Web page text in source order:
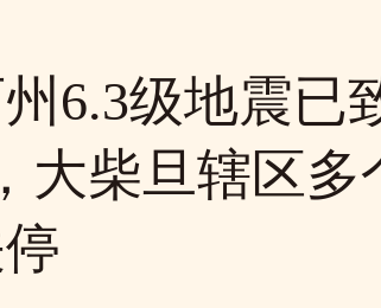
6.3级地震已
大柴旦辖区多